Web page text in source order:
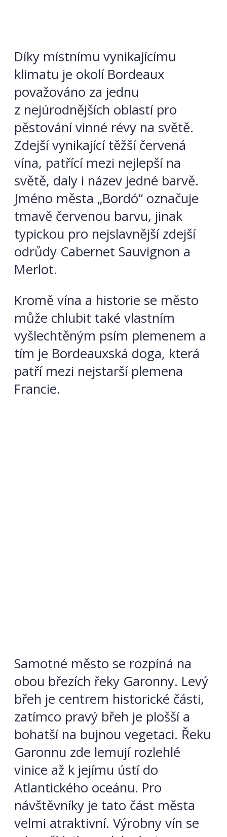
Díky místnímu vynikajícímu
klimatu je okolí Bordeaux
považováno za jednu
z nejúrodnějších oblastí pro
pěstování vinné révy na světě.
Zdejší vynikající těžší červená
vína, patřící mezi nejlepší na
světě, daly i název jedné barvě.
Jméno města „Bordó“ označuje
tmavě červenou barvu, jinak
typickou pro nejslavnější zdejší
odrůdy Cabernet Sauvignon a
Merlot.
Kromě vína a historie se město
může chlubit také vlastním
vyšlechtěným psím plemenem a
tím je Bordeauxská doga, která
patří mezi nejstarší plemena
Francie.
Samotné město se rozpíná na
obou březích řeky Garonny. Levý
břeh je centrem historické části,
zatímco pravý břeh je plošší a
bohatší na bujnou vegetaci. Řeku
Garonnu zde lemují rozlehlé
vinice až k jejímu ústí do
Atlantického oceánu. Pro
návštěvníky je tato část města
velmi atraktivní. Výrobny vín se